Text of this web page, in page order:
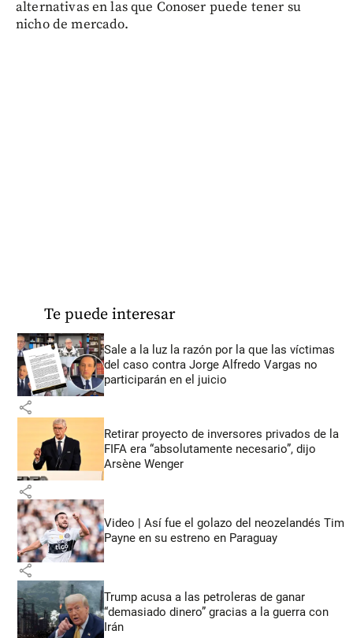
alternativas en las que Conoser puede tener su
nicho de mercado.
Te puede interesar
Sale a la luz la razón por la que las víctimas
del caso contra Jorge Alfredo Vargas no
participarán en el juicio
share
Retirar proyecto de inversores privados de la
FIFA era “absolutamente necesario”, dijo
Arsène Wenger
share
Video | Así fue el golazo del neozelandés Tim
Payne en su estreno en Paraguay
share
Trump acusa a las petroleras de ganar
“demasiado dinero” gracias a la guerra con
Irán